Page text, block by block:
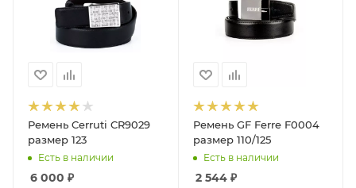
Ремень Cerruti CR9029
размер 123
Есть в наличии
6 000 ₽
Ремень GF Ferre F0004
размер 110/125
Есть в наличии
2 544₽